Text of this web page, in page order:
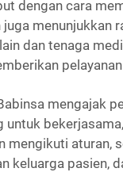
dengan cara
menunjukkan
dan tenaga
mengajak
untuk
mengikuti aturan,
keluarga pasien,